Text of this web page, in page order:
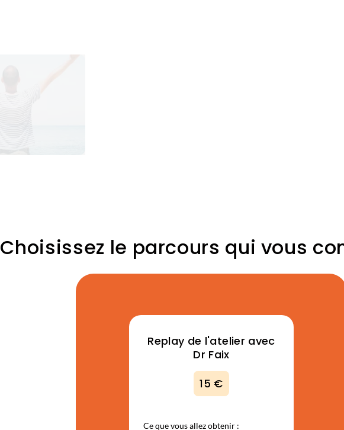
Choisissez le parcours qui vous
Replay de l'atelier avec
Dr Faix
15 €
Ce que vous allez obtenir :